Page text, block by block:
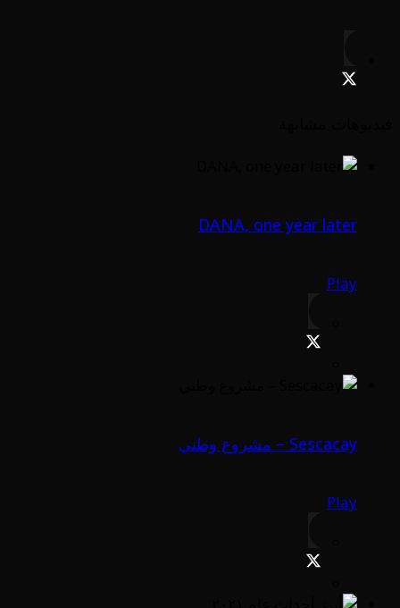
DANA, one year later
Play
Sescacay – مشروع وطني
Play